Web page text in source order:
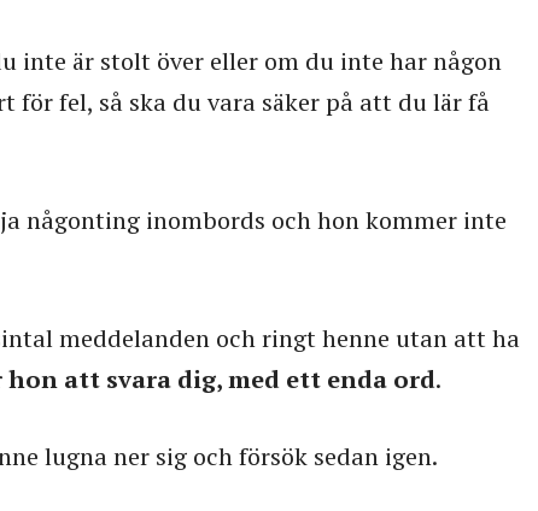
inte är stolt över eller om du inte har någon
för fel, så ska du vara säker på att du lär få
någonting inombords och hon kommer inte
meddelanden och ringt henne utan att ha
hon att svara dig, med ett enda ord.
lugna ner sig och försök sedan igen.